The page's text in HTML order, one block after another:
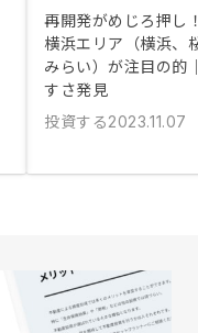
再開発がめじろ押し
横浜エリア（横浜、
みらい）が注目の的
すさ発見
投資する2023.11.07